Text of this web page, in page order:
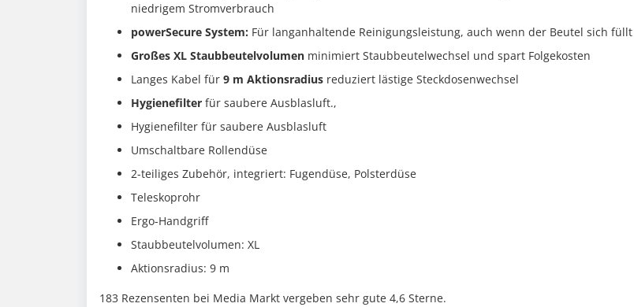
niedrigem Stromverbrauch
powerSecure System: Für langanhaltende Reinigungsleistung, auch wenn der Beutel sich füllt
Großes XL Staubbeutelvolumen minimiert Staubbeutelwechsel und spart Folgekosten
Langes Kabel für 9 m Aktionsradius reduziert lästige Steckdosenwechsel
Hygienefilter für saubere Ausblasluft.,
Hygienefilter für saubere Ausblasluft
Umschaltbare Rollendüse
2-teiliges Zubehör, integriert: Fugendüse, Polsterdüse
Teleskoprohr
Ergo-Handgriff
Staubbeutelvolumen: XL
Aktionsradius: 9 m
183 Rezensenten bei Media Markt vergeben sehr gute 4,6 Sterne.